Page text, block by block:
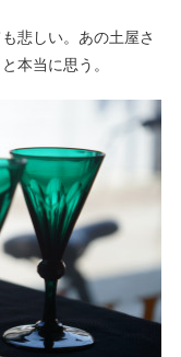
悲しい。あの土屋さ
本当に思う。